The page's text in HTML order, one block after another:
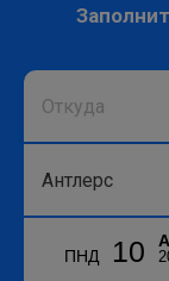
ПНД 10